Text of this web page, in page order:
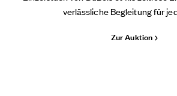
verlässliche Begleitung für
Zur Auktion